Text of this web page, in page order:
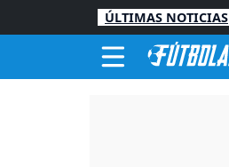
ÚLTIMAS NOTICIAS